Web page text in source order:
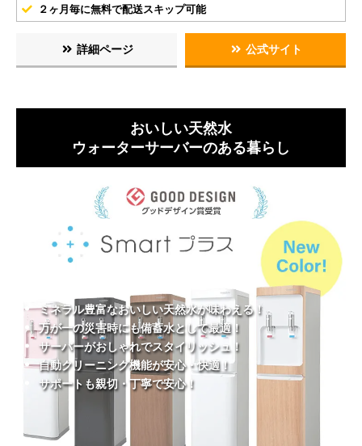
２ヶ月毎に無料で配送スキップ可能
詳細ページ 公式サイト
おいしい天然水
ウォーターサーバーのある暮らし
ミネラル豊富なおいしい天然水が味わえる！
万が一の災害時にも備蓄水として最適！
サーバーがおしゃれでスタイリッシュ！
自動クリーニング機能が安心・快適！
サポートも親切・丁寧で安心！